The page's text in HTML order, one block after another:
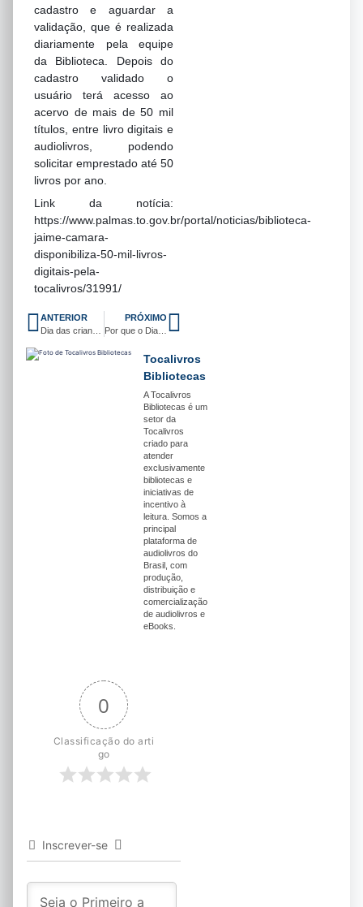
cadastro e aguardar a
validação, que é realizada
diariamente pela equipe
da Biblioteca. Depois do
cadastro validado o
usuário terá acesso ao
acervo de mais de 50 mil
títulos, entre livro digitais e
audiolivros, podendo
solicitar emprestado até 50
livros por ano.
Link da notícia:
https://www.palmas.to.gov.br/portal/noticias/biblioteca-
jaime-camara-
disponibiliza-50-mil-livros-
digitais-pela-
tocalivros/31991/
ANTERIOR
PRÓXIMO
Por que o Dia Nacional do Livro é importante?
Tocalivros
Bibliotecas
A Tocalivros
Bibliotecas é um
setor da
Tocalivros
criado para
atender
exclusivamente
bibliotecas e
iniciativas de
incentivo à
leitura. Somos a
principal
plataforma de
audiolivros do
Brasil, com
produção,
distribuição e
comercialização
de audiolivros e
eBooks.
0
Classificação do arti
go
Inscrever-se